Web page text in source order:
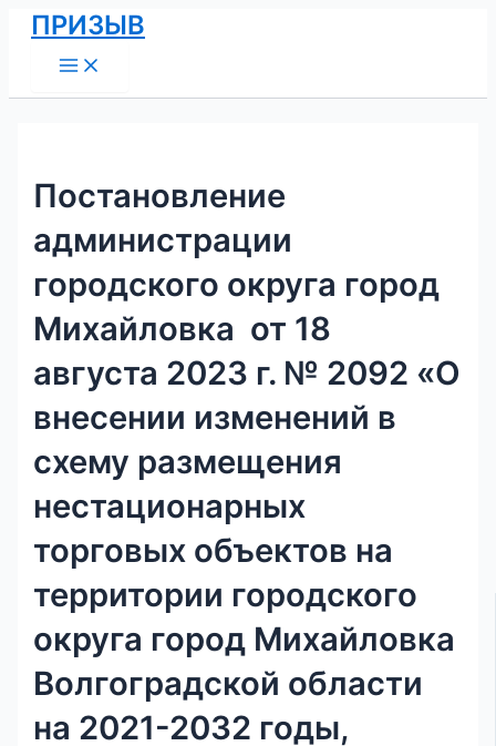
Перейти
содержимому
ПРИЗЫВ
Menu
Постановление
администрации
городского округа город
Михайловка от 18
августа 2023 г. № 2092 «О
внесении изменений в
схему размещения
нестационарных
торговых объектов на
территории городского
округа город Михайловка
Волгоградской области
на 2021-2032 годы,
Навигация
по
записям